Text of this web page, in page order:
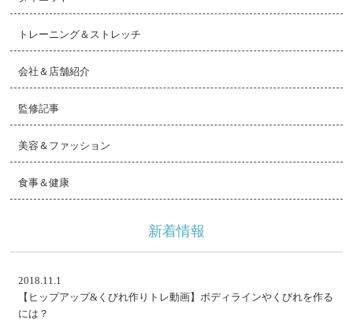
トレーニング＆ストレッチ
会社＆店舗紹介
監修記事
美容＆ファッション
食事＆健康
新着情報
2018.11.1
【ヒップアップ&くびれ作りトレ動画】ボディラインやくびれを作る
には？